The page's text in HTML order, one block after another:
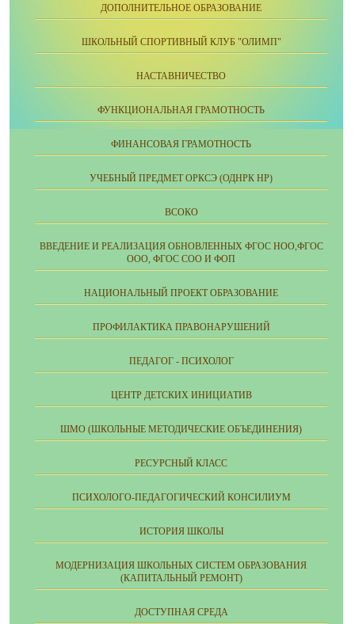
ДОПОЛНИТЕЛЬНОЕ ОБРАЗОВАНИЕ
ШКОЛЬНЫЙ СПОРТИВНЫЙ КЛУБ "ОЛИМП"
НАСТАВНИЧЕСТВО
ФУНКЦИОНАЛЬНАЯ ГРАМОТНОСТЬ
ФИНАНСОВАЯ ГРАМОТНОСТЬ
УЧЕБНЫЙ ПРЕДМЕТ ОРКСЭ (ОДНРК НР)
ВСОКО
ВВЕДЕНИЕ И РЕАЛИЗАЦИЯ ОБНОВЛЕННЫХ ФГОС НОО,ФГОС
ООО, ФГОС СОО И ФОП
НАЦИОНАЛЬНЫЙ ПРОЕКТ ОБРАЗОВАНИЕ
ПРОФИЛАКТИКА ПРАВОНАРУШЕНИЙ
ПЕДАГОГ - ПСИХОЛОГ
ЦЕНТР ДЕТСКИХ ИНИЦИАТИВ
ШМО (ШКОЛЬНЫЕ МЕТОДИЧЕСКИЕ ОБЪЕДИНЕНИЯ)
РЕСУРСНЫЙ КЛАСС
ПСИХОЛОГО-ПЕДАГОГИЧЕСКИЙ КОНСИЛИУМ
ИСТОРИЯ ШКОЛЫ
МОДЕРНИЗАЦИЯ ШКОЛЬНЫХ СИСТЕМ ОБРАЗОВАНИЯ
(КАПИТАЛЬНЫЙ РЕМОНТ)
ДОСТУПНАЯ СРЕДА